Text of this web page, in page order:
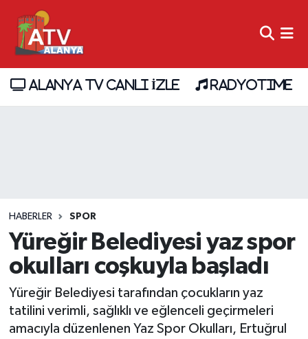
ALANYA TV CANLI İZLE RADYOTIME
HABERLER SPOR
Yüreğir Belediyesi yaz spor
okulları coşkuyla başladı
Yüreğir Belediyesi tarafından çocukların yaz
tatilini verimli, sağlıklı ve eğlenceli geçirmeleri
amacıyla düzenlenen Yaz Spor Okulları, Ertuğrul